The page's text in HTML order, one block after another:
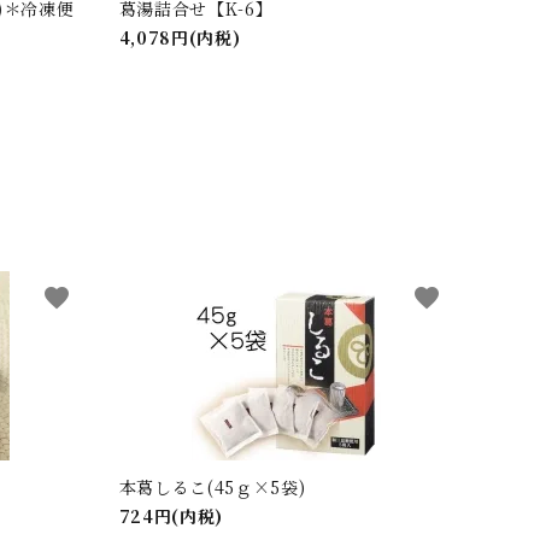
冷凍便
葛湯詰合せ【K-6】
4,078円(内税)
favorite
本葛しるこ(45ｇ×5袋)
724円(内税)
favorite